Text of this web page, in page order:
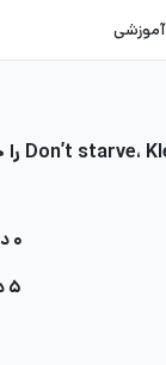
آموزشی
۰ دیدگاه
۵ دقیقه